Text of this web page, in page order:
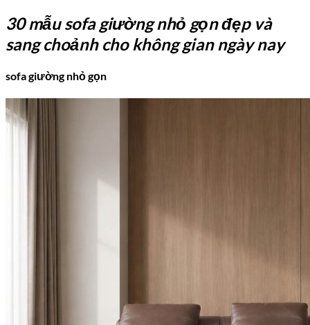
30 mẫu sofa giường nhỏ gọn đẹp và
sang choảnh cho không gian ngày nay
sofa giường nhỏ gọn